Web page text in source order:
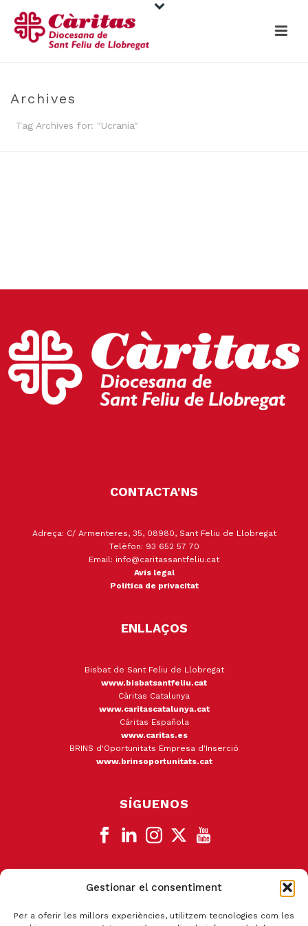
Gestionar el consentiment
Per a oferir les millors experiències, utilitzem tecnologies com les
Archives
Tag Archives for: "Ucrania"
CONTACTA'NS
Adreça: C/ Armenteres, 35, 08980, Sant Feliu de Llobregat
Telèfon: 93 652 57 70
Email: info@caritassantfeliu.cat
Avís legal
Política de privacitat
ENLLAÇOS
Bisbat de Sant Feliu de Llobregat
www.bisbatsantfeliu.cat
Càritas Catalunya
www.caritascatalunya.cat
Cáritas Española
www.caritas.es
BRINS d'Oportunitats Empresa d'Inserció
www.brinsoportunitats.cat
SÍGUENOS
CANAL DE DENUNCIA